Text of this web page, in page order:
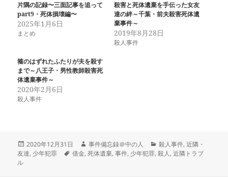
片隅の記録〜三面記事を追って
part9・死体損壊編〜
2025年1月6日
まとめ
殺害と死体遺棄を手伝った女友
達の絆～千葉・前夫殺害死体遺
棄事件～
2019年8月28日
殺人事件
箍のはずれたふたりが夫を殺す
まで～八王子・男性教師殺害死
体遺棄事件～
2020年2月6日
殺人事件
投
稿
2020年12月31日
作
成
事件備忘録＠中の人
カ
テ
殺人事件,近隣・
友達, 少年犯罪
タ
借金,死体遺棄,事件, 少年犯罪,殺人,近隣トラブ
ル